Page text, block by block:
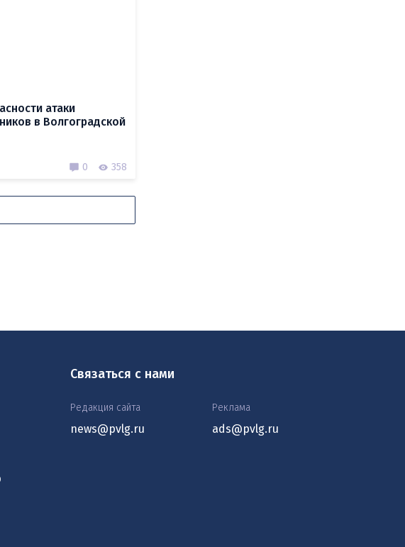
атаки
в Волгоградской
0 358
Связаться с нами
Редакция сайта
news@pvlg.ru
Реклама
ads@pvlg.ru